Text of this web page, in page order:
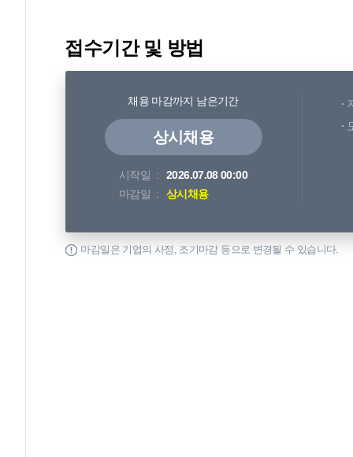
접수기간 및 방법
채용 마감까지 남은기간
상시채용
시작일
2026.07.08 00:00
마감일
상시채용
마감일은 기업의 사정, 조기마감 등으로 변경될 수 있습니다.